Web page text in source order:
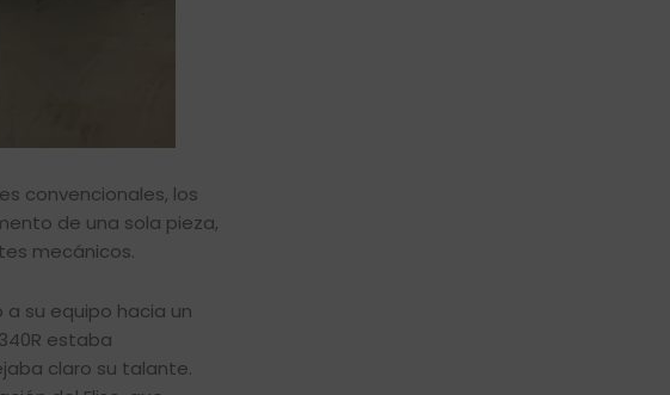
convencionales, los
de una sola pieza,
mecánicos.
su equipo hacia un
estaba
claro su talante.